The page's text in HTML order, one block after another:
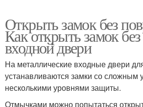
Открыть замок без
Как открыть замок
входной двери
На металлические входные двери
устанавливаются замки со сложным
несколькими уровнями защиты.
Отмычками можно попытаться